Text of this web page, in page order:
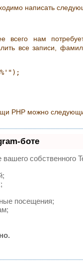
написать
нам
все записи,
PHP можно
боте
собственного
посещения;